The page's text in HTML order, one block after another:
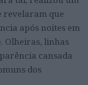
revelaram que
após noites em
Olheiras, linhas
cansada
dos